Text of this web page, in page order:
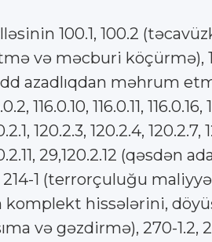
100.1, 100.2
və məcburi köçürmə),
azadlıqdan məhrum
116.0.11, 116.0.16,
120.2.4, 120.2.7,
29,120.2.12 (qəsdən
214-1 (terrorçuluğu
hissələrini, döyüş
və gəzdirmə), 270-1.2,